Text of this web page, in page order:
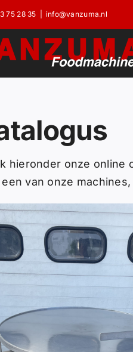
75 28 35 info@vanzuma.nl
hieronder onze online
van onze